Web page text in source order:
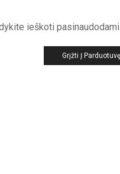
ieškoti
Grįžti Į Parduotuvę